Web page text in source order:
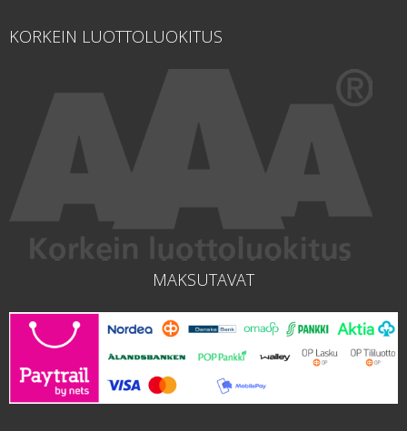
KORKEIN LUOTTOLUOKITUS
MAKSUTAVAT